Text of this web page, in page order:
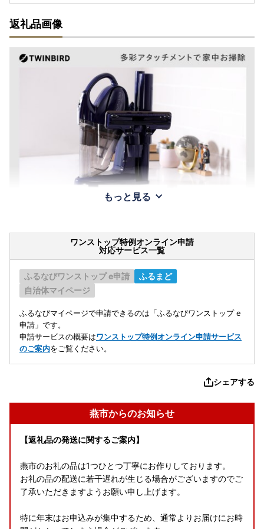
返礼品画像
もっと見る
ワンストップ特例オンライン申請
対応サービス一覧
ふるなびワンストップ e申請
ふるまど
自治体マイページ
ふるなびマイページで申請できるのは「ふるなびワンストップ e
申請」です。
申請サービスの概要はワンストップ特例オンライン申請サービス
のご案内をご覧ください。
シェアする
燕市からのお知らせ
【返礼品の発送に関するご案内】
燕市のお礼の品は1つひとつ丁寧にお作りしております。
お礼の品の配送に若干遅れが生じる場合がございますのでご
了承いただきますようお願い申し上げます。
特に年末はお申込みが集中するため、通常よりお届けにお時